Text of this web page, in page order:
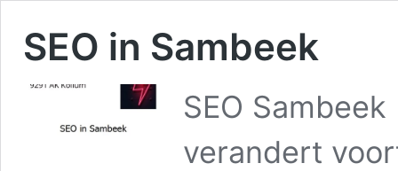
SEO in Sambeek
SEO
verandert